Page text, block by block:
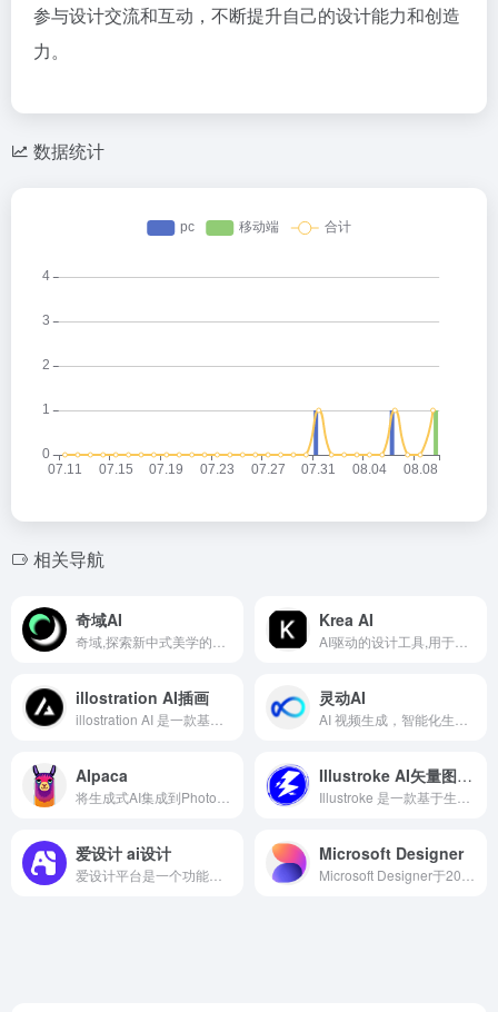
参与设计交流和互动，不断提升自己的设计能力和创造
力。
数据统计
相关导航
奇域AI Krea AI
illostration AI插画 灵动AI
AIpaca Illustroke AI矢量图生成
爱设计 ai设计 Microsoft Designer